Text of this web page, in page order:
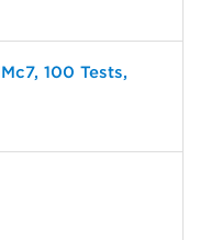
100 Tests,